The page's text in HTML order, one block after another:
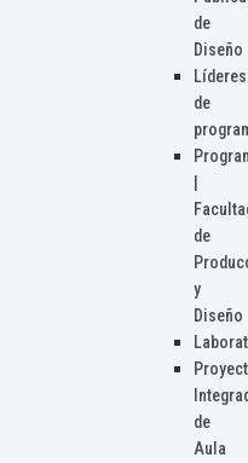
de
Diseño
Líderes
de
de
y
Diseño
de
Aula